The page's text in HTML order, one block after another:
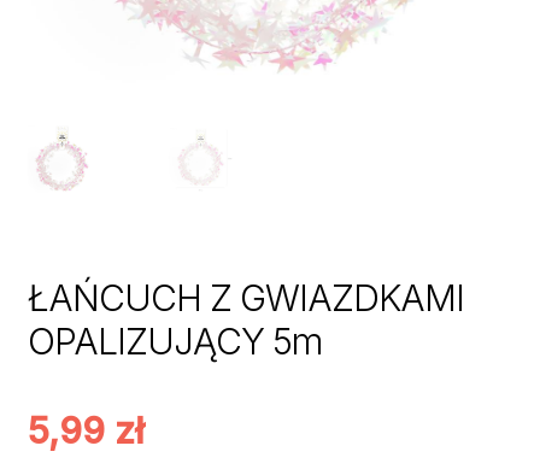
ŁAŃCUCH Z GWIAZDKAMI
OPALIZUJĄCY 5m
5,99 zł